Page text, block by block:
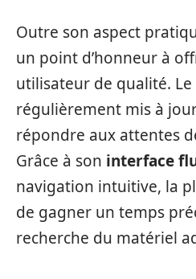
Outre son aspect
un point d’honneur à
utilisateur de qualité. Le
régulièrement mis à
répondre aux attentes
Grâce à son interface
navigation intuitive, la
de gagner un temps
recherche du matériel